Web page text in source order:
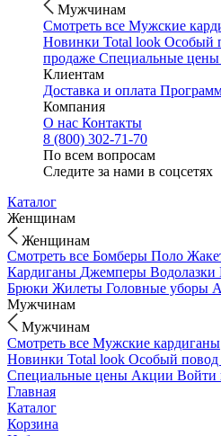
Мужчинам
Смотреть все Мужские
Новинки Total look Особый
продаже Специальные цены
Клиентам
Доставка и оплата
Компания
О нас Контакты
8 (800) 302-71-70
По всем вопросам
Следите за нами в соцсетях
Каталог
Женщинам
Женщинам
Смотреть все Бомберы Поло
Кардиганы Джемперы Водолазки
Брюки Жилеты Головные уборы
Мужчинам
Мужчинам
Смотреть все Мужские кардиганы
Новинки Total look Особый повод
Специальные цены Акции Войти
Главная
Каталог
Корзина